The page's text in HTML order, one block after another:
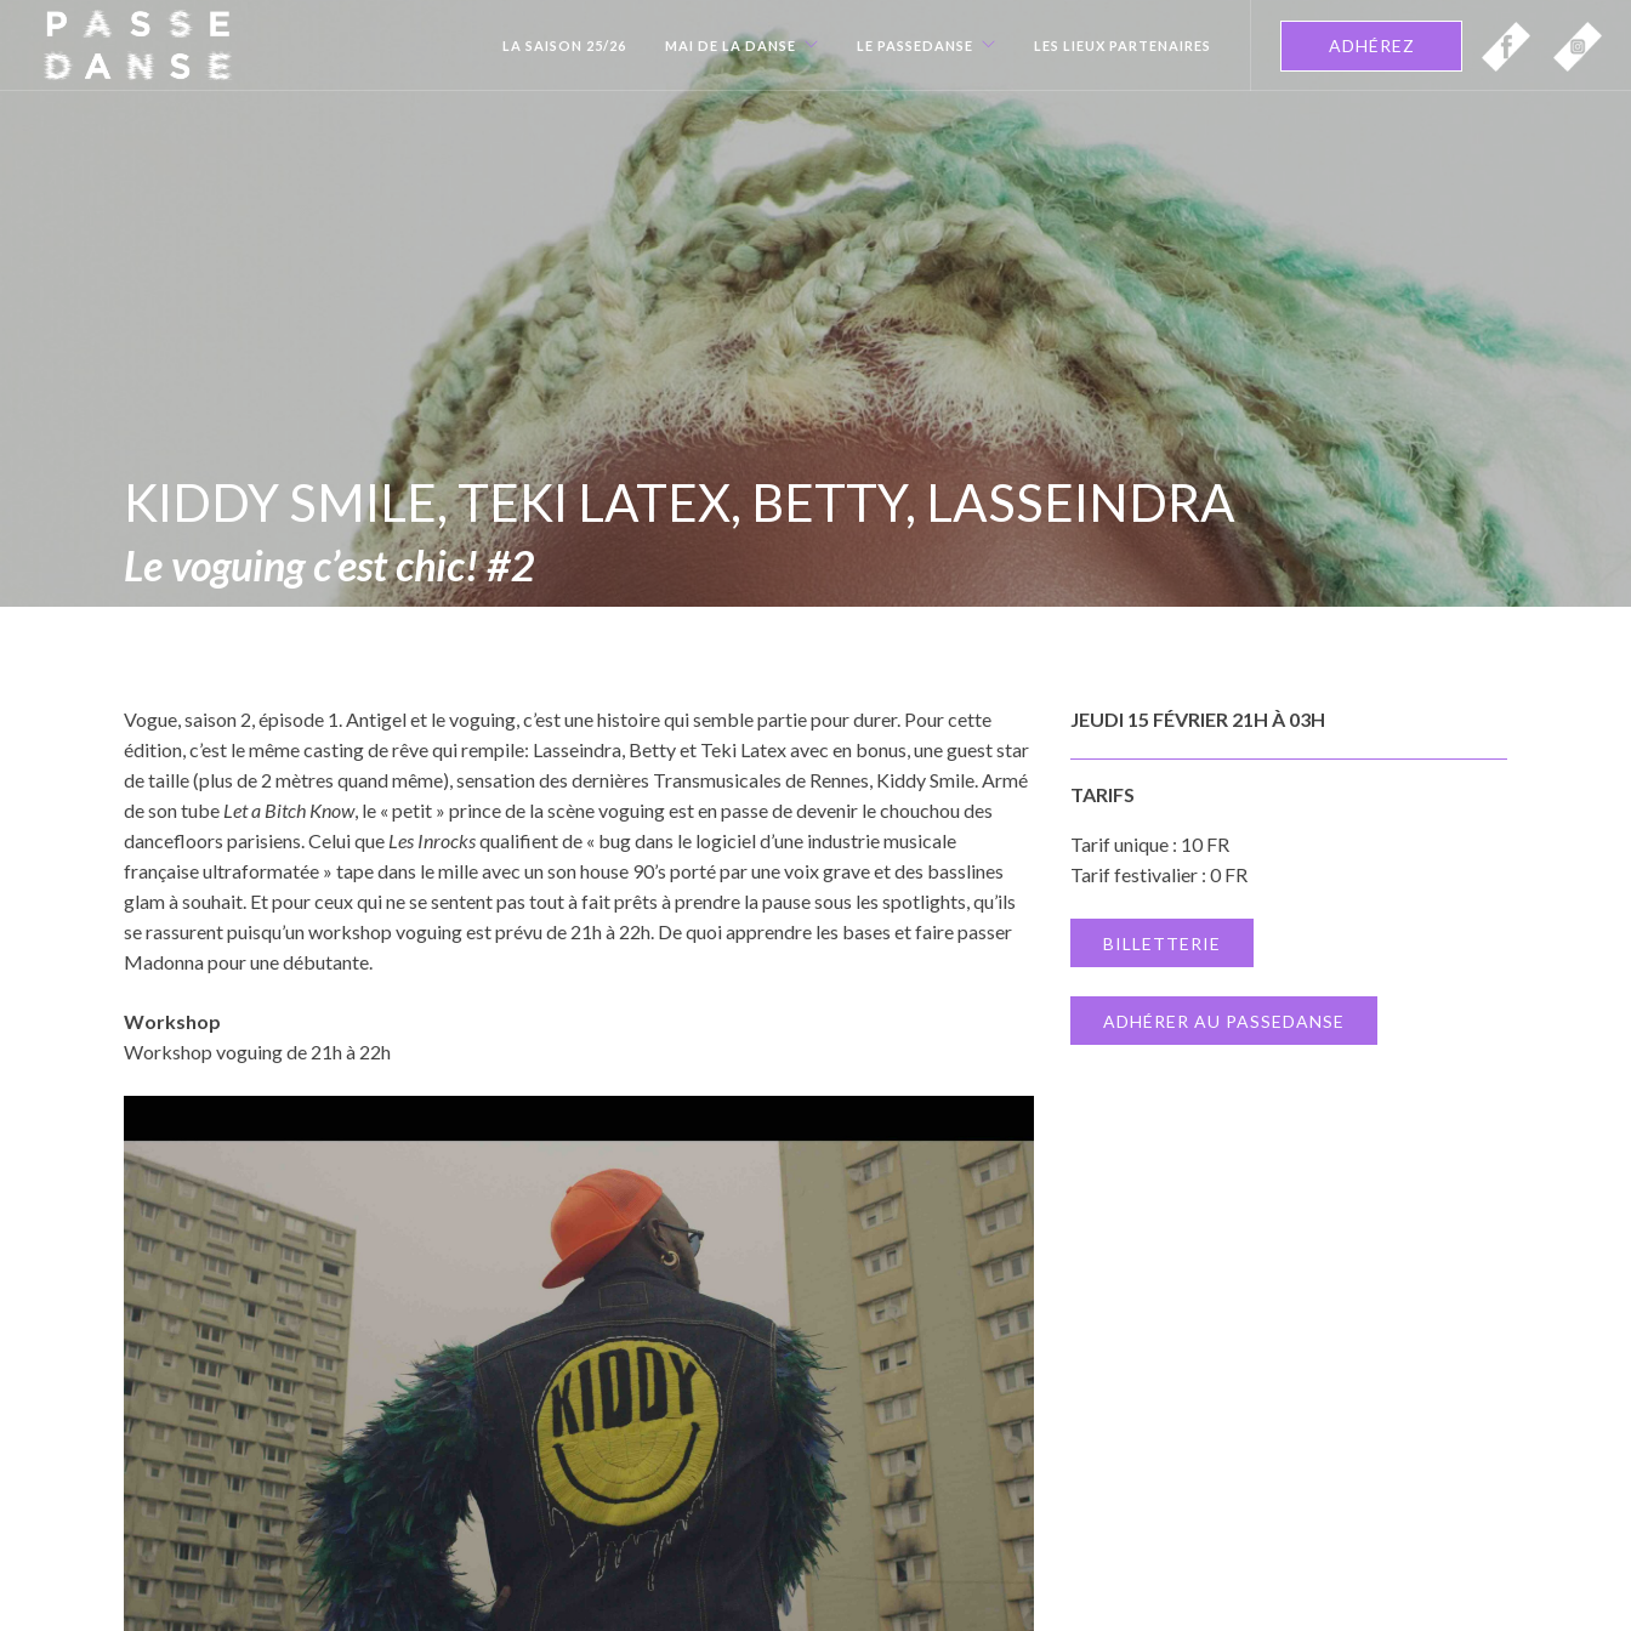
LA SAISON 25/26 MAI DE LA DANSE LE PASSEDANSE LES LIEUX PARTENAIRES ADHÉREZ
KIDDY SMILE, TEKI LATEX, BETTY, LASSEINDRA
Le voguing c’est chic! #2
Vogue, saison 2, épisode 1. Antigel et le voguing, c’est une histoire qui semble partie pour durer. Pour cette
édition, c’est le même casting de rêve qui rempile: Lasseindra, Betty et Teki Latex avec en bonus, une guest star
de taille (plus de 2 mètres quand même), sensation des dernières Transmusicales de Rennes, Kiddy Smile. Armé
de son tube Let a Bitch Know, le « petit » prince de la scène voguing est en passe de devenir le chouchou des
dancefloors parisiens. Celui que Les Inrocksqualifient de « bug dans le logiciel d’une industrie musicale
française ultraformatée » tape dans le mille avec un son house 90’s porté par une voix grave et des basslines
glam à souhait. Et pour ceux qui ne se sentent pas tout à fait prêts à prendre la pause sous les spotlights, qu’ils
se rassurent puisqu’un workshop voguing est prévu de 21h à 22h. De quoi apprendre les bases et faire passer
Madonna pour une débutante.
Workshop
Workshop voguing de 21h à 22h
JEUDI 15 FÉVRIER 21H À 03H
TARIFS
Tarif unique : 10 FR
Tarif festivalier : 0 FR
BILLETTERIE
ADHÉRER AU PASSEDANSE